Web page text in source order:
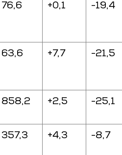
76,6 +0,1 -19,4
63,6 +7,7 -21,5
858,2 +2,5 -25,1
357,3 +4,3 -8,7